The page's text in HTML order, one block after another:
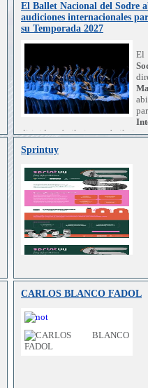
El Ballet Nacional del Sodre
audiciones internacionales
su Temporada 2027
dirigida a bailarines y
en danza clásica y
contemporánea.
Sprintuy
CARLOS BLANCO FADOL